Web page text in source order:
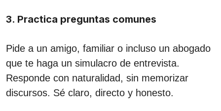
3. Practica preguntas comunes
Pide a un amigo, familiar o incluso un abogado
que te haga un simulacro de entrevista.
Responde con naturalidad, sin memorizar
discursos. Sé claro, directo y honesto.